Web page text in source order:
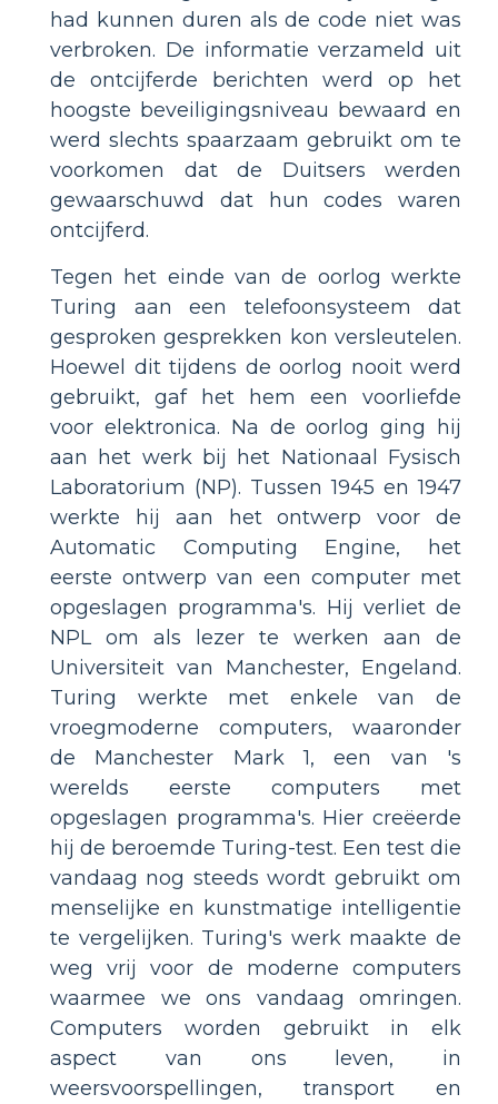
had kunnen duren als de code niet was
verbroken. De informatie verzameld uit
de ontcijferde berichten werd op het
hoogste beveiligingsniveau bewaard en
werd slechts spaarzaam gebruikt om te
voorkomen dat de Duitsers werden
gewaarschuwd dat hun codes waren
ontcijferd.
Tegen het einde van de oorlog werkte
Turing aan een telefoonsysteem dat
gesproken gesprekken kon versleutelen.
Hoewel dit tijdens de oorlog nooit werd
gebruikt, gaf het hem een ​​voorliefde
voor elektronica. Na de oorlog ging hij
aan het werk bij het Nationaal Fysisch
Laboratorium (NP). Tussen 1945 en 1947
werkte hij aan het ontwerp voor de
Automatic Computing Engine, het
eerste ontwerp van een computer met
opgeslagen programma's. Hij verliet de
NPL om als lezer te werken aan de
Universiteit van Manchester, Engeland.
Turing werkte met enkele van de
vroegmoderne computers, waaronder
de Manchester Mark 1, een van 's
werelds eerste computers met
opgeslagen programma's. Hier creëerde
hij de beroemde Turing-test. Een test die
vandaag nog steeds wordt gebruikt om
menselijke en kunstmatige intelligentie
te vergelijken. Turing's werk maakte de
weg vrij voor de moderne computers
waarmee we ons vandaag omringen.
Computers worden gebruikt in elk
aspect van ons leven, in
weersvoorspellingen, transport en